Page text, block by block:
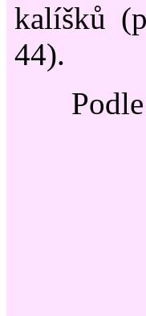
kalíšků
44).